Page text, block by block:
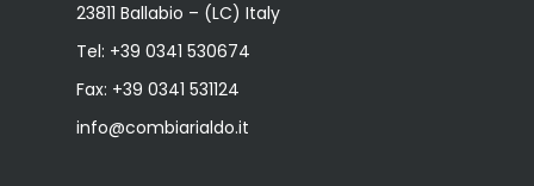
23811 Ballabio – (LC) Italy
Tel: +39 0341 530674
Fax: +39 0341 531124
info@combiarialdo.it